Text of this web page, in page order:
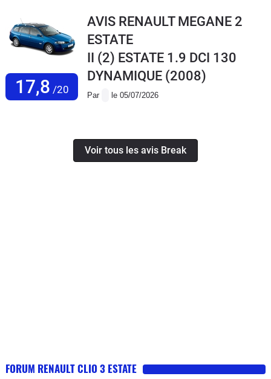
17,8 /20
AVIS RENAULT MEGANE 2
ESTATE
II (2) ESTATE 1.9 DCI 130
DYNAMIQUE (2008)
Par le 05/07/2026
Voir tous les avis Break
FORUM RENAULT CLIO 3 ESTATE